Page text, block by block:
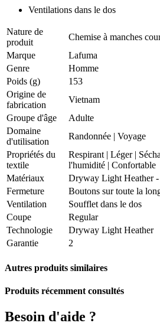
Ventilations dans le dos
Nature de
produit
Chemise à manches
Marque
Lafuma
Genre
Homme
Poids (g)
153
Origine de
fabrication
Vietnam
Groupe d'âge
Adulte
Domaine
d'utilisation
Randonnée | Voyage
Propriétés du
textile
Respirant | Léger|
l'humidité | Confortable
Matériaux
Dryway Light Heather -
Fermeture
Boutons sur toute la
Ventilation
Soufflet dans le dos
Coupe
Regular
Technologie
Dryway Light Heather
Garantie
2
Autres produits similaires
Produits récemment consultés
Besoin d'aide ?